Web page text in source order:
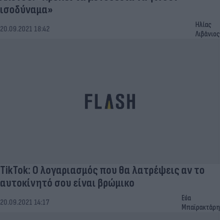
ισοδύναμα»
20.09.2021 18:42
Ηλίας
Λιβάνιος
TikTok: Ο λογαριασμός που θα λατρέψεις αν το
αυτοκίνητό σου είναι βρώμικο
20.09.2021 14:17
Εύα
Μπαϊρακτάρη